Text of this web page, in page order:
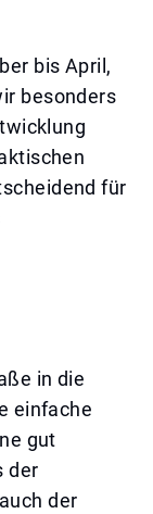
bis April,
besonders
für
in die
einfache
gut
der
der